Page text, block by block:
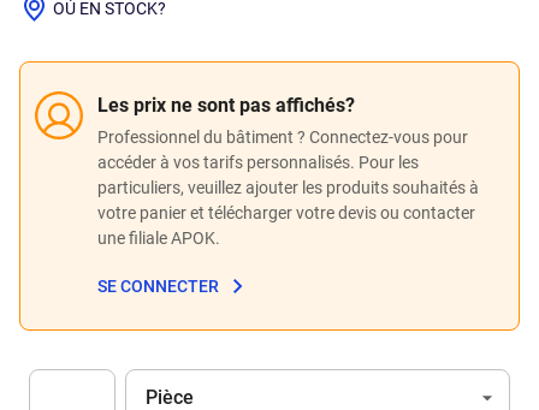
Les prix ne sont pas affichés?
Professionnel du bâtiment ? Connectez-vous pour
accéder à vos tarifs personnalisés. Pour les
particuliers, veuillez ajouter les produits souhaités à
votre panier et télécharger votre devis ou contacter
une filiale APOK.
SE CONNECTER
OÚ EN STOCK?
Unité
Pièce